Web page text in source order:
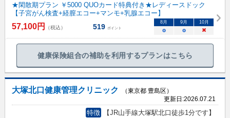
★閑散期プラン ￥5000 QUOカード特典付き★レディースドック
【子宮がん検査+経膣エコー+マンモ+乳腺エコー】
57,100円 （税込） 519 ポイント
8 月 9 月 10月
○ ○ ×
健康保険組合の補助を利用するプランはこちら
大塚北口健康管理クリニック
（東京都 豊島区）
更新日:2026.07.21
特徴
【JR山手線大塚駅北口徒歩1分です】